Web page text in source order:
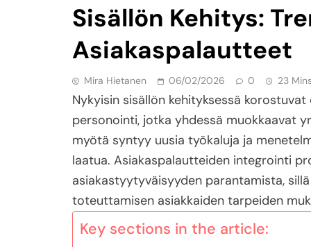
Sisällön Kehitys:
Asiakaspalautteet
Mira Hietanen 06/02/2026 0 23
Nykyisin sisällön kehityksessä
personointi, jotka yhdessä muokkaavat
myötä syntyy uusia työkaluja ja
laatua. Asiakaspalautteiden integrointi
asiakastyytyväisyyden parantamista,
toteuttamisen asiakkaiden tarpeiden
Key sections in the article: